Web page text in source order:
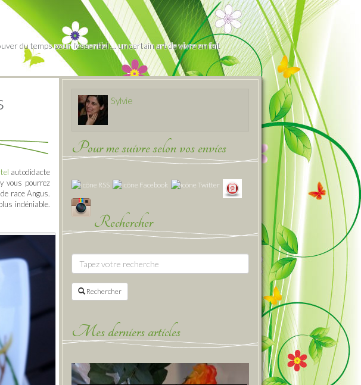
du temps pour l'essentiel … un certain art de vivre en fait
autodidacte
vous pourrez
race Angus.
indéniable.
Sylvie
Pour me suivre selon vos envies
Rechercher
Rechercher
Mes derniers articles